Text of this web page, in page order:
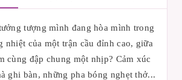
tượng mình đang hòa mình trong
nhiệt của một trận cầu đỉnh cao, giữa
cùng đập chung một nhịp? Cảm xúc
ghi bàn, những pha bóng nghẹt thở...